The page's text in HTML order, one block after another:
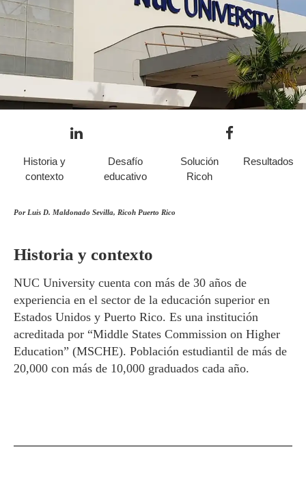
Historia y
contexto
Desafío
educativo
Solución
Ricoh
Resultados
Por Luis D. Maldonado Sevilla, Ricoh Puerto Rico
Historia y contexto
NUC University cuenta con más de 30 años de
experiencia en el sector de la educación superior en
Estados Unidos y Puerto Rico. Es una institución
acreditada por “Middle States Commission on Higher
Education” (MSCHE). Población estudiantil de más de
20,000 con más de 10,000 graduados cada año.